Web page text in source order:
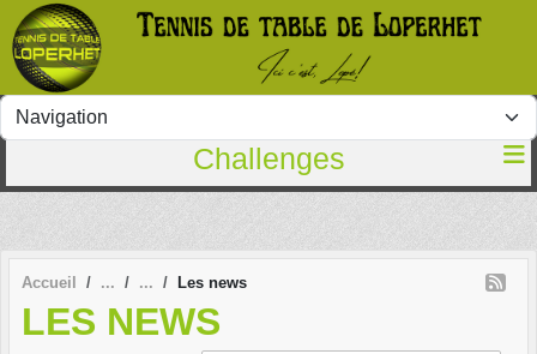
Challenges
Accueil Les news
LES NEWS
Panneau de gestion des cookies